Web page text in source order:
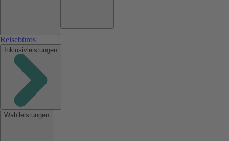
Reisebüros
Inklusivleistungen
Wahlleistungen